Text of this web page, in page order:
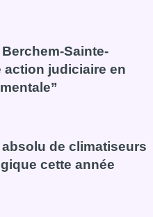
Sainte-
action judiciaire en
Berchem-Sainte-
de climatiseurs
cette année